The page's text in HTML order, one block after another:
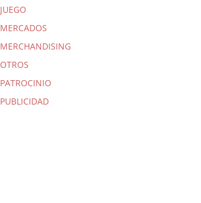
JUEGO
MERCADOS
MERCHANDISING
OTROS
PATROCINIO
PUBLICIDAD